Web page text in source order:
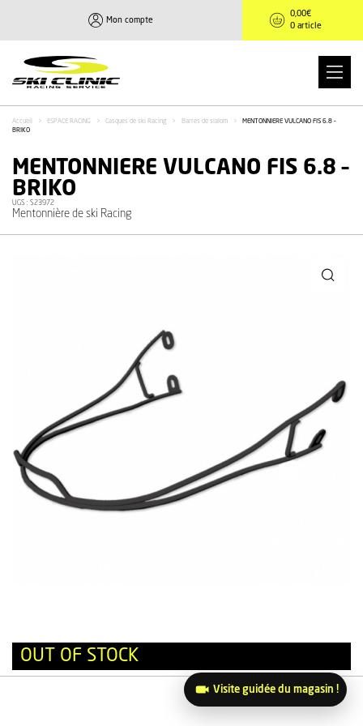
Accueil > ESPACE RACING > Casques de ski Racing > Barres de slalom >
MENTONNIERE VULCANO FIS 6.8 –
BRIKO
MENTONNIERE VULCANO FIS 6.8 –
BRIKO
UGS : S23972
Mentonnière de ski Racing
OUT OF STOCK
Ce produit est actuellement en rupture et indisponible.
Mon compte
0,00€
0 article
Visite guidée du magasin !